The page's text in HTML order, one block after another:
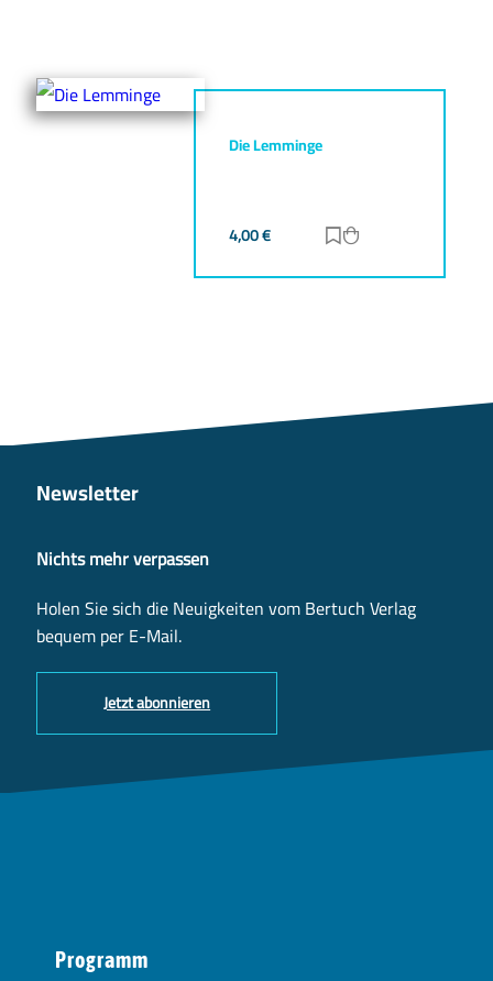
Die Lemminge
4,00€ Zur Merkliste
Newsletter
Nichts mehr verpassen
Holen Sie sich die Neuigkeiten vom Bertuch Verlag
bequem per E-Mail.
Jetzt abonnieren
Programm